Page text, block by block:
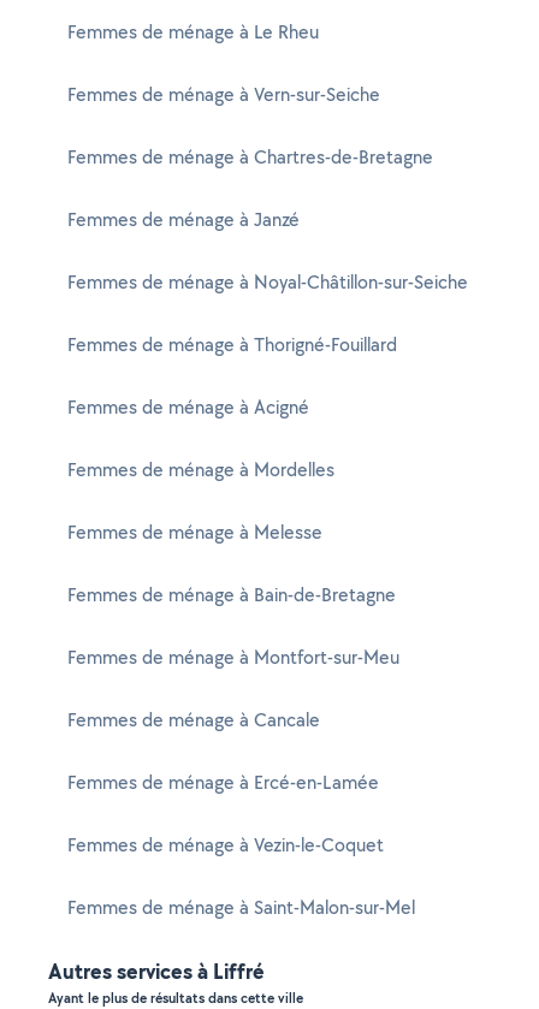
Femmes de ménage à Le Rheu
Femmes de ménage à Vern-sur-Seiche
Femmes de ménage à Chartres-de-Bretagne
Femmes de ménage à Janzé
Femmes de ménage à Noyal-Châtillon-sur-Seiche
Femmes de ménage à Thorigné-Fouillard
Femmes de ménage à Acigné
Femmes de ménage à Mordelles
Femmes de ménage à Melesse
Femmes de ménage à Bain-de-Bretagne
Femmes de ménage à Montfort-sur-Meu
Femmes de ménage à Cancale
Femmes de ménage à Ercé-en-Lamée
Femmes de ménage à Vezin-le-Coquet
Femmes de ménage à Saint-Malon-sur-Mel
Autres services à Liffré
Ayant le plus de résultats dans cette ville